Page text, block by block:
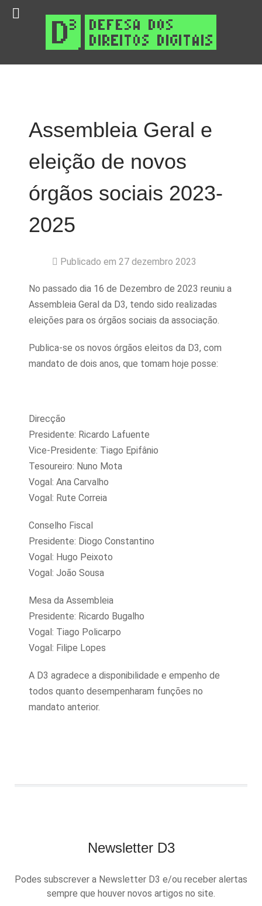
Assembleia Geral e
eleição de novos
órgãos sociais 2023-
2025
Publicado em 27 dezembro 2023
No passado dia 16 de Dezembro de 2023 reuniu a
Assembleia Geral da D3, tendo sido realizadas
eleições para os órgãos sociais da associação.
Publica-se os novos órgãos eleitos da D3, com
mandato de dois anos, que tomam hoje posse:
Direcção
Presidente: Ricardo Lafuente
Vice-Presidente: Tiago Epifânio
Tesoureiro: Nuno Mota
Vogal: Ana Carvalho
Vogal: Rute Correia
Conselho Fiscal
Presidente: Diogo Constantino
Vogal: Hugo Peixoto
Vogal: João Sousa
Mesa da Assembleia
Presidente: Ricardo Bugalho
Vogal: Tiago Policarpo
Vogal: Filipe Lopes
A D3 agradece a disponibilidade e empenho de
todos quanto desempenharam funções no
mandato anterior.
Newsletter D3
Podes subscrever a Newsletter D3 e/ou receber alertas
sempre que houver novos artigos no site.